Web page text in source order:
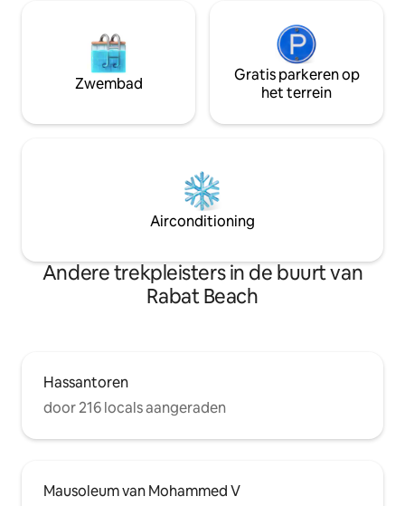
Zwembad
Gratis parkeren op
het terrein
Airconditioning
Andere trekpleisters in de buurt van
Rabat Beach
Hassantoren
door 216 locals aangeraden
Mausoleum van Mohammed V